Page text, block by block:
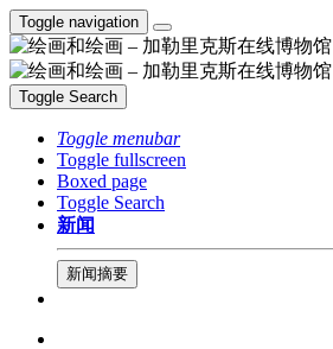
Toggle navigation
Toggle Search
Toggle menubar
Toggle fullscreen
Boxed page
Toggle Search
新闻
新闻摘要